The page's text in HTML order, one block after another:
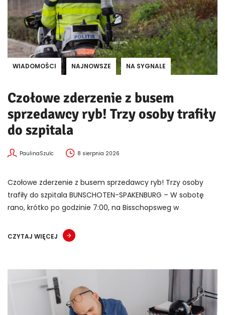
WIADOMOŚCI NAJNOWSZE NA SYGNALE
Czołowe zderzenie z busem
sprzedawcy ryb! Trzy osoby trafiły
do szpitala
PaulinaSzulc 8 sierpnia 2026
Czołowe zderzenie z busem sprzedawcy ryb! Trzy osoby
trafiły do szpitala BUNSCHOTEN-SPAKENBURG – W sobotę
rano, krótko po godzinie 7:00, na Bisschopsweg w
CZYTAJ WIĘCEJ